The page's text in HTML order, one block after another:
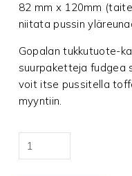
82 mm x 120mm
niitata pussin
Gopalan tukkutuote-
suurpaketteja fudgea
voit itse pussitella
myyntiin.
Etiketti
-